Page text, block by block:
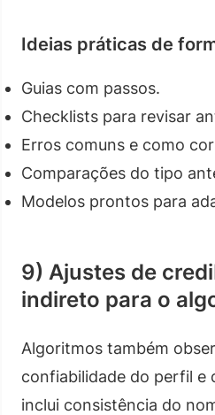
Ideias práticas de
Guias com passos.
Checklists para revisar
Erros comuns e como
Comparações do tipo
Modelos prontos para
9) Ajustes de
indireto para o
Algoritmos também
confiabilidade do perfil e
inclui consistência do